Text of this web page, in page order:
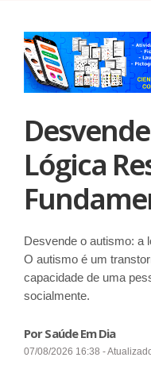
Lógica
Desvende o autismo: a
O autismo é um
capacidade de uma
socialmente.
Por Saúde Em Dia
07/08/2026 16:38 -